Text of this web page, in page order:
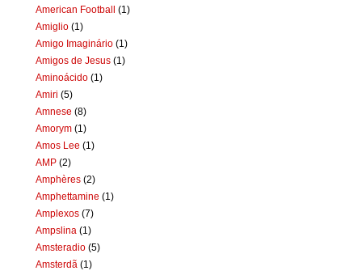
American Football (1)
Amiglio (1)
Amigo Imaginário (1)
Amigos de Jesus (1)
Aminoácido (1)
Amiri (5)
Amnese (8)
Amorym (1)
Amos Lee (1)
AMP (2)
Amphères (2)
Amphettamine (1)
Amplexos (7)
Ampslina (1)
Amsteradio (5)
Amsterdã (1)